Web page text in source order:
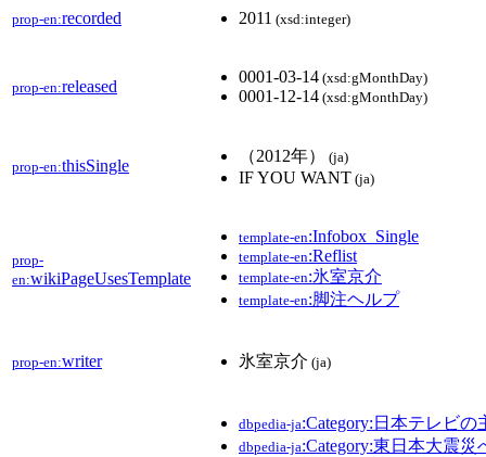
prop-en:recorded 2011 (xsd:integer)
prop-en:released
0001-03-14 (xsd:gMonthDay)
0001-12-14 (xsd:gMonthDay)
prop-en:thisSingle
（2012年） (ja)
IF YOU WANT (ja)
prop-
en:wikiPageUsesTemplate
template-en:Infobox_Single
template-en:Reflist
template-en:氷室京介
template-en:脚注ヘルプ
prop-en:writer 氷室京介 (ja)
dbpedia-ja:Category:日本テレビの
dbpedia-ja:Category:東日本大震